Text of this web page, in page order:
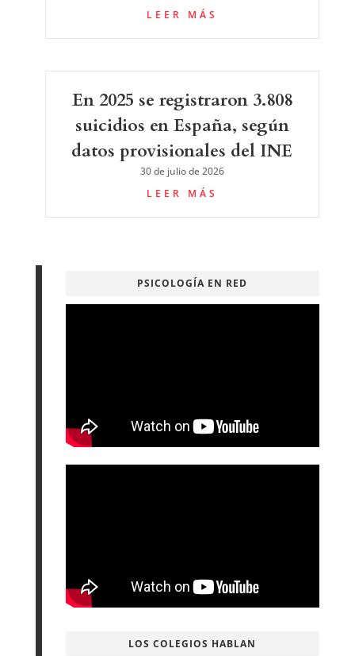
LEER MÁS
En 2025 se registraron 3.808
suicidios en España, según
datos provisionales del INE
30 de julio de 2026
LEER MÁS
PSICOLOGÍA EN RED
LOS COLEGIOS HABLAN